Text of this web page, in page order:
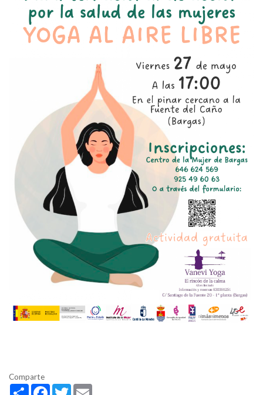
Comparte
ShareFacebook
Twitter